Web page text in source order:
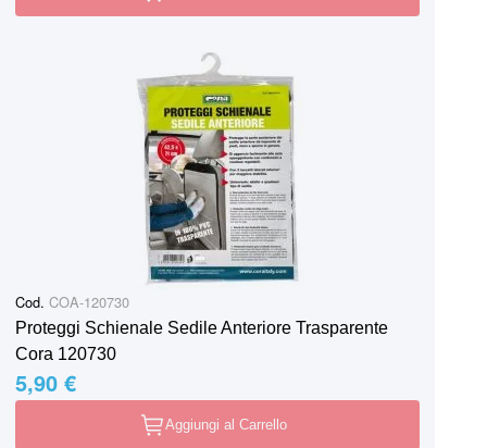
Cod. COA-120730
Proteggi Schienale Sedile Anteriore Trasparente
Cora 120730
5,90 €
Aggiungi al Carrello